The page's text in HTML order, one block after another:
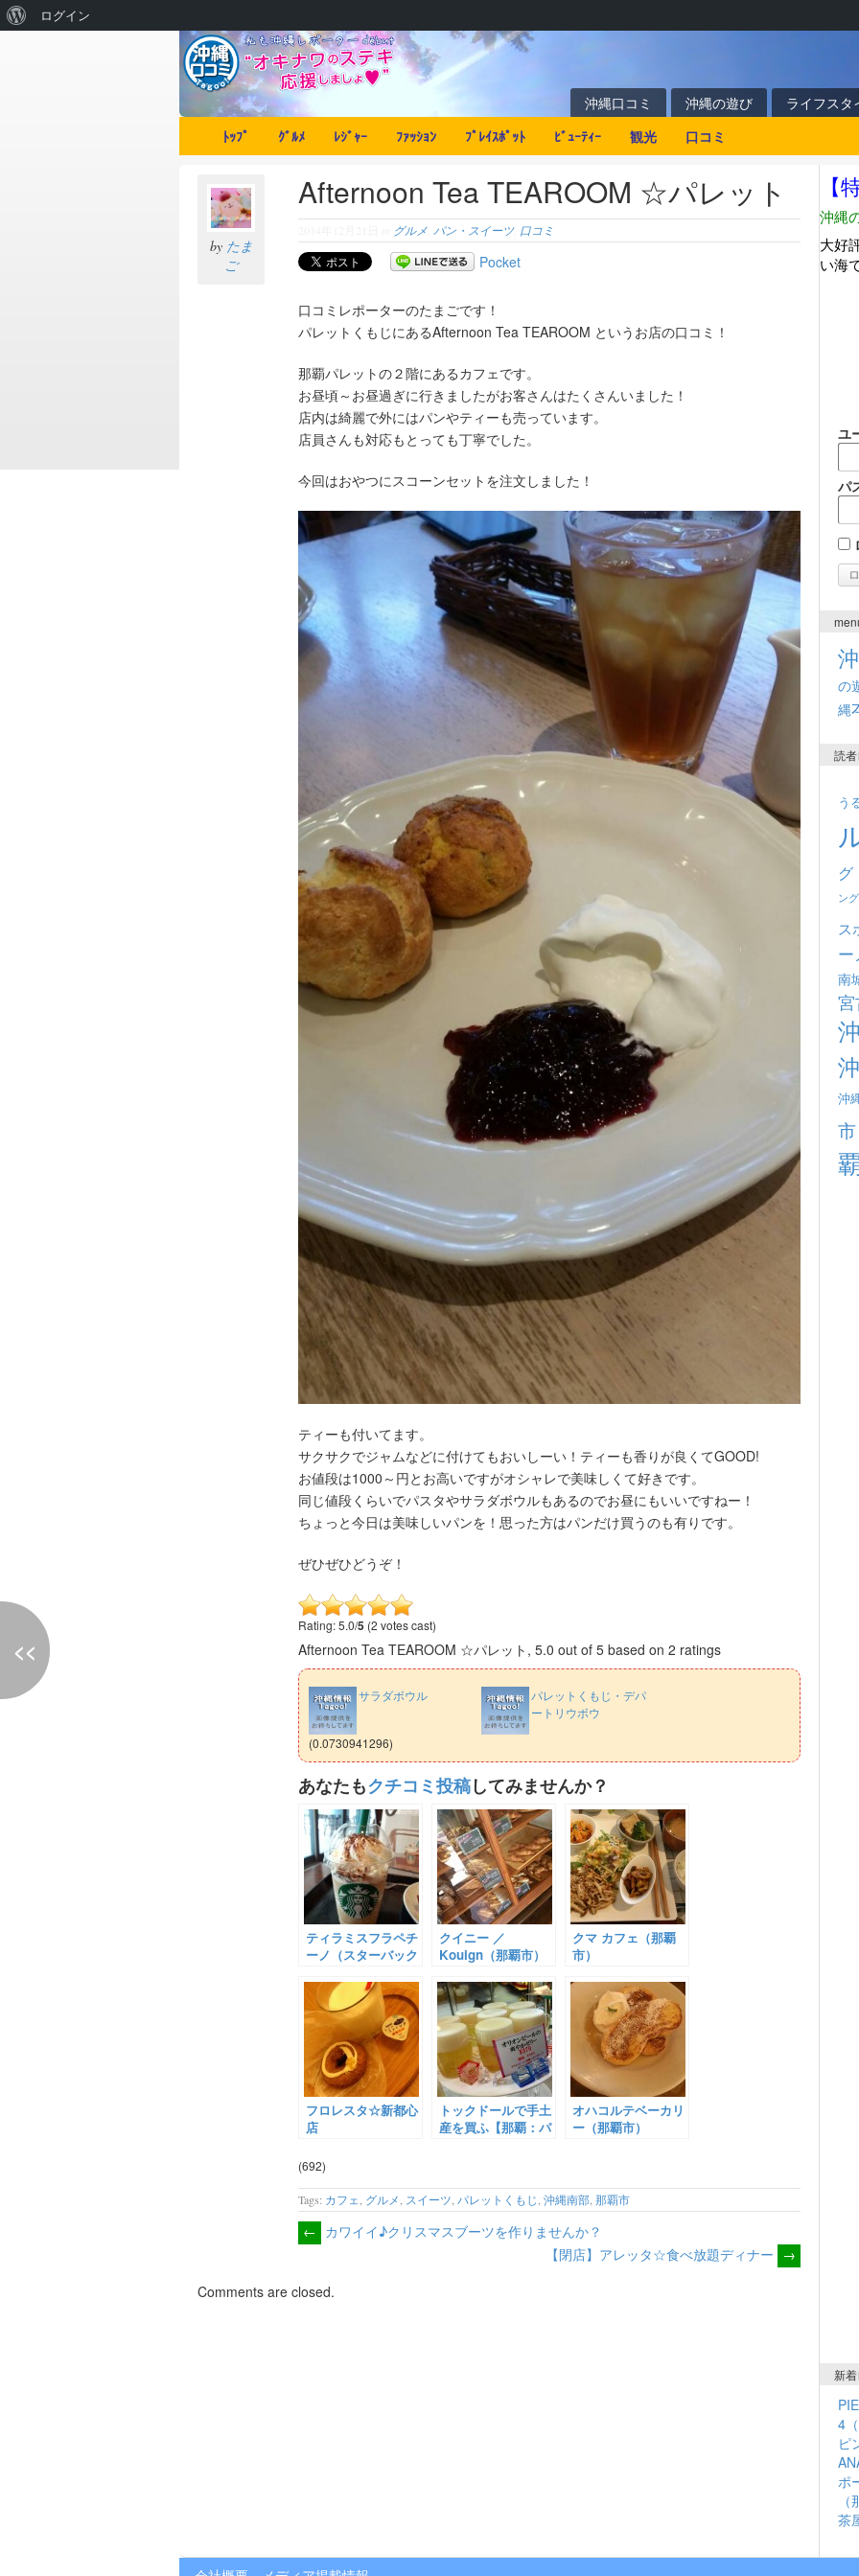
沖縄口コミ 沖縄の遊び
ライフスタ
ﾄｯﾌﾟ
ｸﾞﾙﾒ ﾚｼﾞｬｰ ﾌｧｯｼｮﾝ ﾌﾟﾚｲｽﾎﾟｯﾄ ﾋﾞｭｰﾃｨｰ 観光 口コミ
by たま
ご
Afternoon Tea TEAROOM ☆パレット
グルメ パン・スイーツ, 口コミ
Pocket
口コミレポーターのたまごです！
パレットくもじにあるAfternoon Tea TEAROOM というお店の口コミ！
那覇パレットの２階にあるカフェです。
お昼頃～お昼過ぎに行きましたがお客さんはたくさんいました！
店内は綺麗で外にはパンやティーも売っています。
店員さんも対応もとっても丁寧でした。
今回はおやつにスコーンセットを注文しました！
ティーも付いてます。
サクサクでジャムなどに付けてもおいしーい！ティーも香りが良くてGOOD!
お値段は1000～円とお高いですがオシャレで美味しくて好きです。
同じ値段くらいでパスタやサラダボウルもあるのでお昼にもいいですねー！
ちょっと今日は美味しいパンを！思った方はパンだけ買うのも有りです。
ぜひぜひどうぞ！
Rating: 5.0/5 (2 votes cast)
Afternoon Tea TEAROOM ☆パレット , 5.0 out of 5 based on 2 ratings
サラダボウル
パレットくもじ・デパ
ートリウボウ
(0.0730941296)
あなたもクチコミ投稿してみませんか？
ティラミスフラペチ
ーノ（スターバック
ス店）
クイニー ／
Kouign（那覇市）
クマ カフェ（那覇
市）
フロレスタ☆新都心
店
トックドールで手土
産を買ふ【那覇：パ
オハコルテベーカリ
ー（那覇市）
(692)
Tags: カフェ グルメ スイーツ パレットくもじ 沖縄南部 那覇市
← カワイイ♪クリスマスブーツを作りませんか？
【閉店】アレッタ☆食べ放題ディナー →
Comments are closed.
ユ
パ
の
縄
読
う
グ
ング
ス
南
沖
市
新
4
ピ
ポ
茶
ログイン
<<